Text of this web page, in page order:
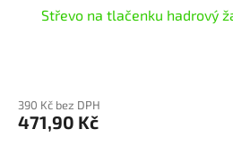
Střevo na tlačenku hadrový
390 Kč bez DPH
471,90 Kč